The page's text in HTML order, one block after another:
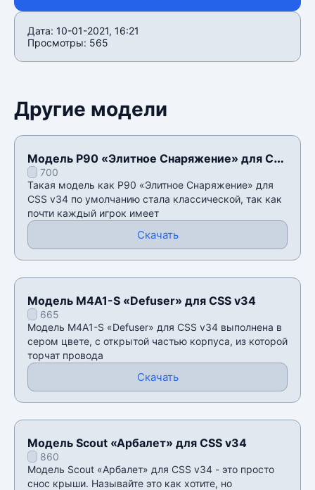
Дата: 10-01-2021, 16:21
Просмотры: 565
Другие модели
Модель P90 «Элитное Снаряжение» для CSS
v34700
Такая модель как P90 «Элитное Снаряжение» для
CSS v34 по умолчанию стала классической, так как
почти каждый игрок имеет
Скачать
Модель M4A1-S «Defuser» для CSS v34
665
Модель M4A1-S «Defuser» для CSS v34 выполнена в
сером цвете, с открытой частью корпуса, из которой
торчат провода
Скачать
Модель Scout «Арбалет» для CSS v34
860
Модель Scout «Арбалет» для CSS v34 - это просто
снос крыши. Называйте это как хотите, но